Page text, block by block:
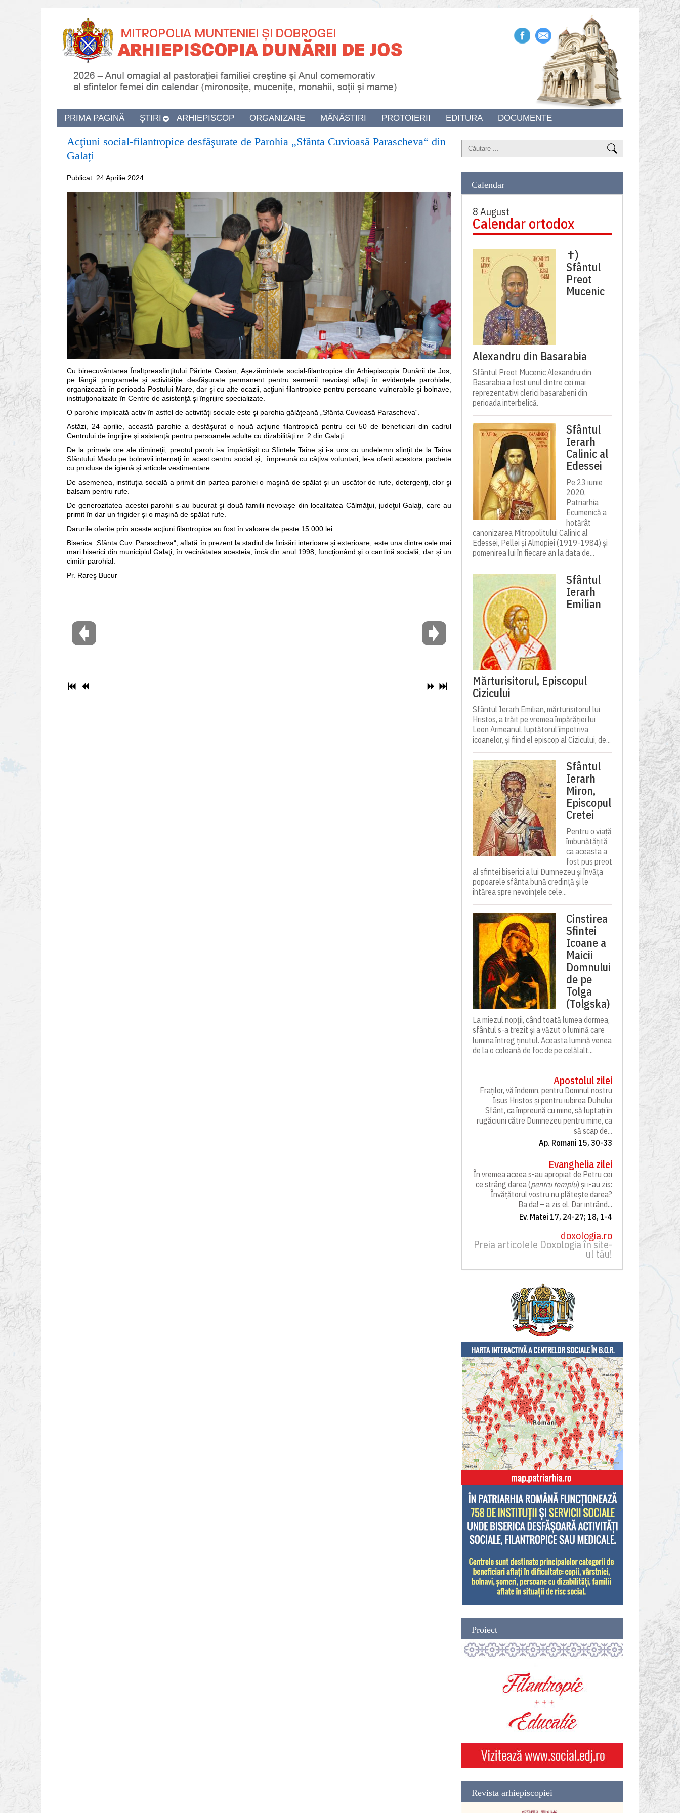
PRIMA PAGINĂ ŞTIRI ARHIEPISCOP ORGANIZARE MĂNĂSTIRI PROTOIERII EDITURA DOCUMENTE
Acţiuni social-filantropice desfăşurate de Parohia „Sfânta Cuvioasă Parascheva“ din
Galați
Publicat: 24 Aprilie 2024
Cu binecuvântarea Înaltpreasfinţitului Părinte Casian, Aşezămintele social-filantropice din Arhiepiscopia Dunării de Jos,
pe lângă programele şi activităţile desfăşurate permanent pentru semenii nevoiaşi aflaţi în evidenţele parohiale,
organizează în perioada Postului Mare, dar şi cu alte ocazii, acţiuni filantropice pentru persoane vulnerabile şi bolnave,
instituţionalizate în Centre de asistenţă şi îngrijire specializate.
O parohie implicată activ în astfel de activităţi sociale este şi parohia gălăţeană „Sfânta Cuvioasă Parascheva“.
Astăzi, 24 aprilie, această parohie a desfăşurat o nouă acţiune filantropică pentru cei 50 de beneficiari din cadrul
Centrului de îngrijire şi asistenţă pentru persoanele adulte cu dizabilităţi nr. 2 din Galaţi.
De la primele ore ale dimineţii, preotul paroh i-a împărtăşit cu Sfintele Taine şi i-a uns cu undelemn sfinţit de la Taina
Sfântului Maslu pe bolnavii internaţi în acest centru social şi, împreună cu câţiva voluntari, le-a oferit acestora pachete
cu produse de igienă şi articole vestimentare.
De asemenea, instituţia socială a primit din partea parohiei o maşină de spălat şi un uscător de rufe, detergenţi, clor şi
balsam pentru rufe.
De generozitatea acestei parohii s-au bucurat şi două familii nevoiaşe din localitatea Călmăţui, judeţul Galaţi, care au
primit în dar un frigider şi o maşină de spălat rufe.
Darurile oferite prin aceste acţiuni filantropice au fost în valoare de peste 15.000 lei.
Biserica „Sfânta Cuv. Parascheva“, aflată în prezent la stadiul de finisări interioare şi exterioare, este una dintre cele mai
mari biserici din municipiul Galaţi, în vecinătatea acesteia, încă din anul 1998, funcţionând şi o cantină socială, dar şi un
cimitir parohial.
Pr. Rareş Bucur
Calendar
8 August
Calendar ortodox
✝)
Sfântul
Preot
Mucenic
Alexandru din Basarabia
Sfântul Preot Mucenic Alexandru din
Basarabia a fost unul dintre cei mai
reprezentativi clerici basarabeni din
perioada interbelică.
Sfântul
Ierarh
Calinic al
Edessei
Pe 23 iunie
2020,
Patriarhia
Ecumenică a
hotărât
canonizarea Mitropolitului Calinic al
Edessei, Pellei și Almopiei (1919-1984) și
pomenirea lui în fiecare an la data de...
Sfântul
Ierarh
Emilian
Mărturisitorul, Episcopul
Cizicului
Sfântul Ierarh Emilian, mărturisitorul lui
Hristos, a trăit pe vremea împărăției lui
Leon Armeanul, luptătorul împotriva
icoanelor, și fiind el episcop al Cizicului, de...
Sfântul
Ierarh
Miron,
Episcopul
Cretei
Pentru o viață
îmbunătățită
ca aceasta a
fost pus preot
al sfintei biserici a lui Dumnezeu și învăța
popoarele sfânta bună credință și le
întărea spre nevoințele cele...
Cinstirea
Sfintei
Icoane a
Maicii
Domnului
de pe
Tolga
(Tolgska)
La miezul nopții, când toată lumea dormea,
sfântul s-a trezit și a văzut o lumină care
lumina întreg ținutul. Aceasta lumină venea
de la o coloană de foc de pe celălalt...
Apostolul zilei
Fraților, vă îndemn, pentru Domnul nostru
Iisus Hristos și pentru iubirea Duhului
Sfânt, ca împreună cu mine, să luptați în
rugăciuni către Dumnezeu pentru mine, ca
să scap de...
Ap. Romani 15, 30-33
Evanghelia zilei
În vremea aceea s-au apropiat de Petru cei
ce strâng darea (pentru templu) și i-au zis:
Învățătorul vostru nu plătește darea?
Ba da! – a zis el. Dar intrând...
Ev. Matei 17, 24-27; 18, 1-4
doxologia.ro
Preia articolele Doxologia în site-
ul tău!
Proiect
Revista arhiepiscopiei